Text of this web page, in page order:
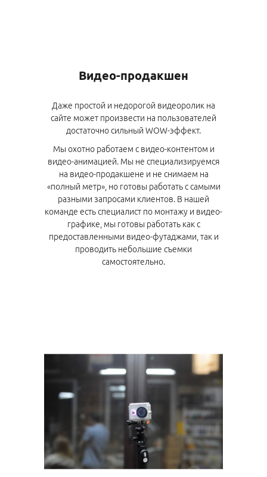
Видео-продакшен
Даже простой и недорогой видеоролик на
сайте может произвести на пользователей
достаточно сильный WOW-эффект.
Мы охотно работаем с видео-контентом и
видео-анимацией. Мы не специализируемся
на видео-продакшене и не снимаем на
«полный метр», но готовы работать с самыми
разными запросами клиентов. В нашей
команде есть специалист по монтажу и видео-
графике, мы готовы работать как с
предоставленными видео-футаджами, так и
проводить небольшие съемки
самостоятельно.